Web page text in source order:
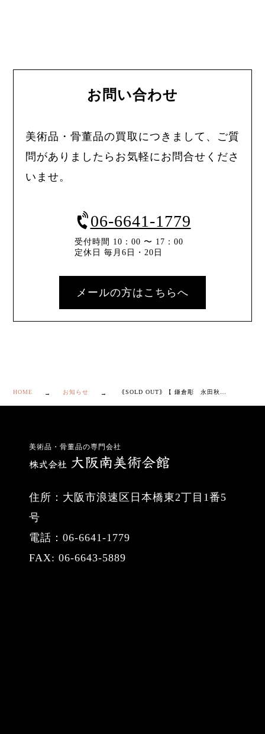
お問い合わせ
美術品・骨董品の買取につきまして、ご質
問がありましたらお気軽にお問合せくださ
いませ。
06-6641-1779
受付時間 10：00 〜 17：00
定休日 毎月6日・20日
メールの方はこちらへ
HOME お知らせ
美術品・骨董品の専門会社
住所：大阪市浪速区日本橋東2丁目1番5
号
電話：06-6641-1779
FAX: 06-6643-5889